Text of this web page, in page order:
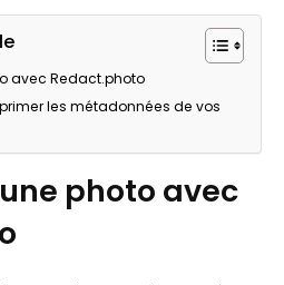
avec Redact.photo
les métadonnées de vos
photo avec